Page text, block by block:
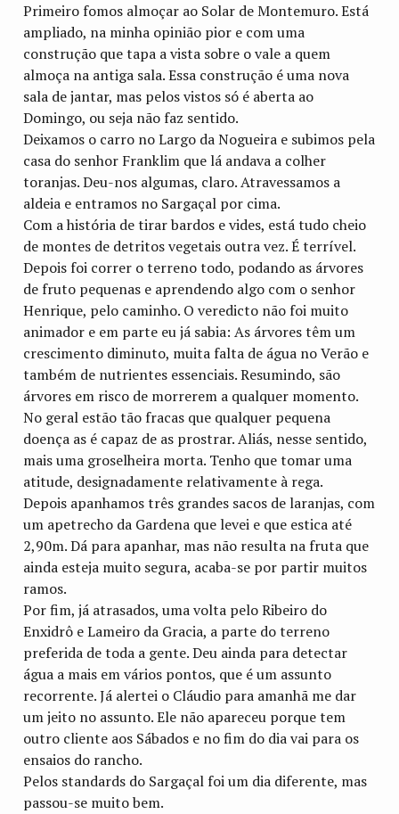
Primeiro fomos almoçar ao Solar de Montemuro. Está
ampliado, na minha opinião pior e com uma
construção que tapa a vista sobre o vale a quem
almoça na antiga sala. Essa construção é uma nova
sala de jantar, mas pelos vistos só é aberta ao
Domingo, ou seja não faz sentido.
Deixamos o carro no Largo da Nogueira e subimos pela
casa do senhor Franklim que lá andava a colher
toranjas. Deu-nos algumas, claro. Atravessamos a
aldeia e entramos no Sargaçal por cima.
Com a história de tirar bardos e vides, está tudo cheio
de montes de detritos vegetais outra vez. É terrível.
Depois foi correr o terreno todo, podando as árvores
de fruto pequenas e aprendendo algo com o senhor
Henrique, pelo caminho. O veredicto não foi muito
animador e em parte eu já sabia: As árvores têm um
crescimento diminuto, muita falta de água no Verão e
também de nutrientes essenciais. Resumindo, são
árvores em risco de morrerem a qualquer momento.
No geral estão tão fracas que qualquer pequena
doença as é capaz de as prostrar. Aliás, nesse sentido,
mais uma groselheira morta. Tenho que tomar uma
atitude, designadamente relativamente à rega.
Depois apanhamos três grandes sacos de laranjas, com
um apetrecho da Gardena que levei e que estica até
2,90m. Dá para apanhar, mas não resulta na fruta que
ainda esteja muito segura, acaba-se por partir muitos
ramos.
Por fim, já atrasados, uma volta pelo Ribeiro do
Enxidrô e Lameiro da Gracia, a parte do terreno
preferida de toda a gente. Deu ainda para detectar
água a mais em vários pontos, que é um assunto
recorrente. Já alertei o Cláudio para amanhã me dar
um jeito no assunto. Ele não apareceu porque tem
outro cliente aos Sábados e no fim do dia vai para os
ensaios do rancho.
Pelos standards do Sargaçal foi um dia diferente, mas
passou-se muito bem.